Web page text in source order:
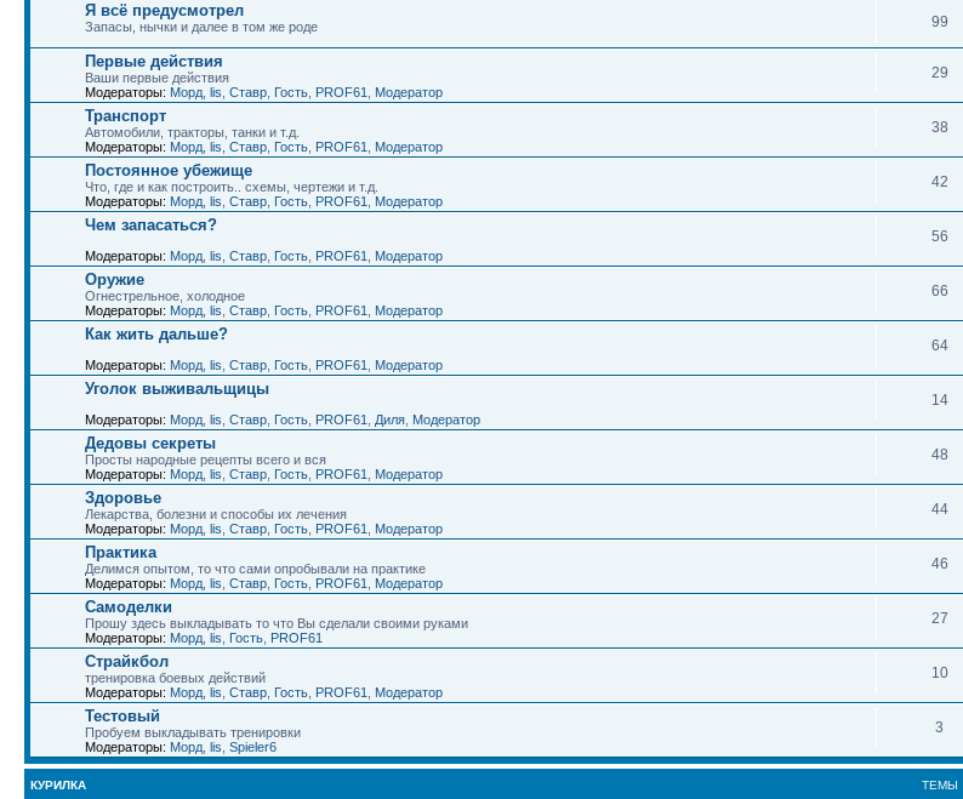
Я всё предусмотрел
Запасы, нычки и далее в том же роде 99
Первые действия
Ваши первые действия
Модераторы: Морд lis Ставр Гость PROF61 Модератор
29
Транспорт
Автомобили, тракторы, танки и т.д.
Модераторы: Морд lis Ставр Гость PROF61 Модератор
38
Постоянное убежище
Что, где и как построить.. схемы, чертежи и т.д.
Модераторы: Морд lis Ставр Гость PROF61 Модератор
42
Чем запасаться?
Модераторы: Морд lis Ставр Гость PROF61 Модератор
56
Оружие
Огнестрельное, холодное
Модераторы: Морд lis Ставр Гость PROF61 Модератор
66
Как жить дальше?
Модераторы: Морд lis Ставр Гость PROF61 Модератор
64
Уголок выживальщицы
Модераторы: Морд lis Ставр Гость PROF61 Диля Модератор
14
Дедовы секреты
Просты народные рецепты всего и вся
Модераторы: Морд lis Ставр Гость PROF61 Модератор
48
Здоровье
Лекарства, болезни и способы их лечения
Модераторы: Морд lis Ставр Гость PROF61 Модератор
44
Практика
Делимся опытом, то что сами опробывали на практике
Модераторы: Морд lis Ставр Гость PROF61 Модератор
46
Самоделки
Прошу здесь выкладывать то что Вы сделали своими руками
Модераторы: Морд lis Гость PROF61
27
Страйкбол
тренировка боевых действий
Модераторы: Морд lis Ставр Гость PROF61 Модератор
10
Тестовый
Пробуем выкладывать тренировки
Модераторы: Морд lis Spieler6
3
КУРИЛКА ТЕМЫ